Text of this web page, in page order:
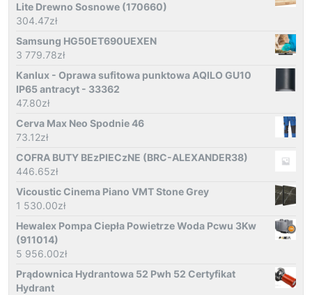
Lite Drewno Sosnowe (170660)
304.47zł
Samsung HG50ET690UEXEN
3 779.78zł
Kanlux - Oprawa sufitowa punktowa AQILO GU10
IP65 antracyt - 33362
47.80zł
Cerva Max Neo Spodnie 46
73.12zł
COFRA BUTY BEzPIECzNE (BRC-ALEXANDER38)
446.65zł
Vicoustic Cinema Piano VMT Stone Grey
1 530.00zł
Hewalex Pompa Ciepła Powietrze Woda Pcwu 3Kw
(911014)
5 956.00zł
Prądownica Hydrantowa 52 Pwh 52 Certyfikat
Hydrant